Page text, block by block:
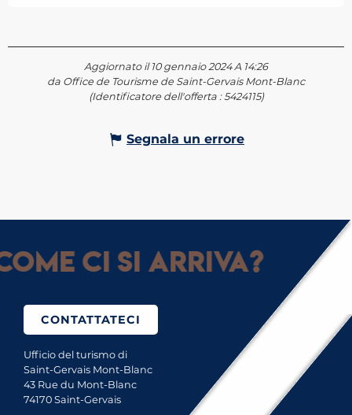
Aggiornato il 10 gennaio 2024 A 14:26
da Office de Tourisme de Saint-Gervais Mont-Blanc
(Identificatore dell'offerta :5424115)
Segnala un errore
ci si arriva?
CONTATTATECI
Ufficio del turismo di
Saint-Gervais Mont-Blanc
43 Rue du Mont-Blanc
74170 Saint-Gervais